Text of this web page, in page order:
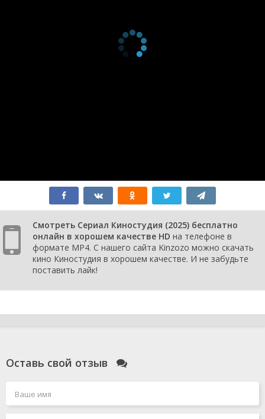
The Promotion
Смотреть Сериал Киностудия (2025) бесплатно
онлайн в хорошем качестве HD на телефоне в
формате MP4. С нашего сайта Kinzozo можно скачать
кино Киностудия в хорошем качестве. И не забудьте
поставить лайк!
Оставь свой отзыв